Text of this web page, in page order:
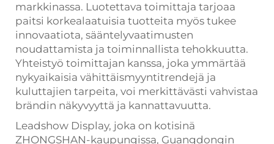
markkinassa. Luotettava toimittaja tarjoaa
paitsi korkealaatuisia tuotteita myös tukee
innovaatiota, sääntelyvaatimusten
noudattamista ja toiminnallista tehokkuutta.
Yhteistyö toimittajan kanssa, joka ymmärtää
nykyaikaisia vähittäismyyntitrendejä ja
kuluttajien tarpeita, voi merkittävästi vahvistaa
brändin näkyvyyttä ja kannattavuutta.
Leadshow Display, joka on kotisinä
ZHONGSHAN-kaupungissa, Guangdongin